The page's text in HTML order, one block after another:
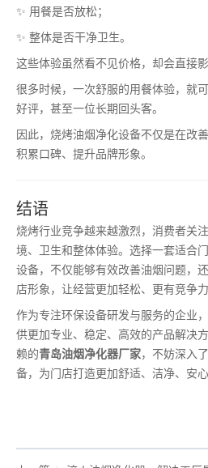
✨ 用餐是否放松；
✨ 整体是否干净卫生。
这些体验虽然看不见价格，却会直接影
很多时候，一次舒服的用餐体验，就
好评，甚至一位长期回头客。
因此，烧烤油烟净化设备不仅是在改
积累口碑、提升品牌形象。
结语
烧烤行业竞争越来越激烈，消费者关
境、卫生和整体体验。选择一套适合
设备，不仅能够有效改善油烟问题，
店形象，让经营更加轻松、更有竞争力
作为专注环保设备研发与服务的企业，
供更加专业、稳定、高效的产品解决
赖的青岛油烟净化器厂家，不妨深入
备，为门店打造更加舒适、洁净、安心